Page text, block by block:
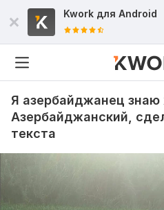
Kwork для Android
Я азербайджанец знаю
Азербайджанский,
текста